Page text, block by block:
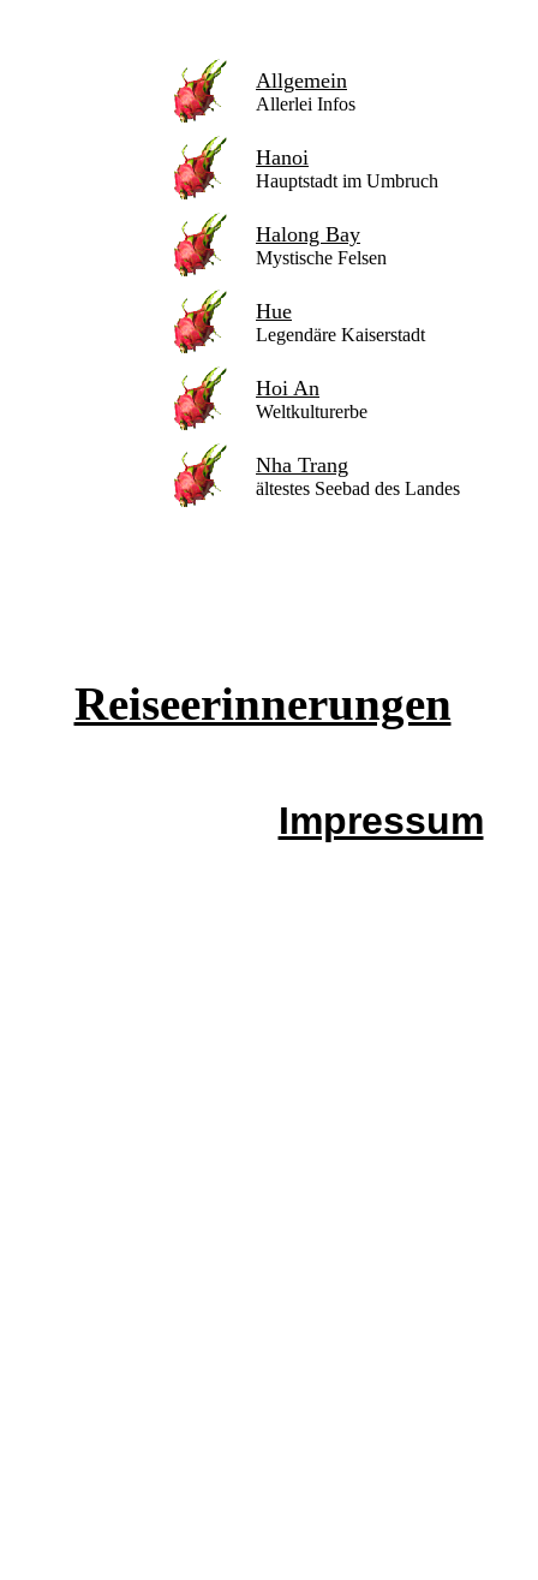
Allgemein
Allerlei Infos
Hanoi
Hauptstadt im Umbruch
Halong Bay
Mystische Felsen
Hue
Legendäre Kaiserstadt
Hoi An
Weltkulturerbe
Nha Trang
ältestes Seebad des Landes
Reiseerinnerungen
Impressum